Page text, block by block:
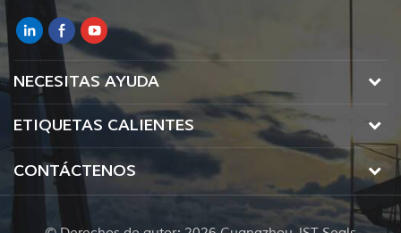
NECESITAS AYUDA
ETIQUETAS CALIENTES
CONTÁCTENOS